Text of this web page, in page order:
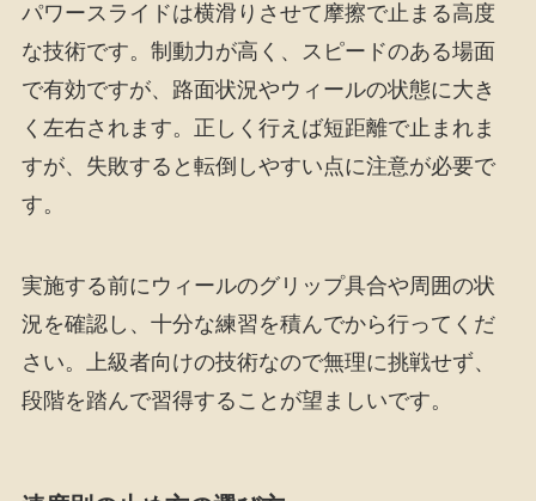
パワースライドは横滑りさせて摩擦で止まる高度
な技術です。制動力が高く、スピードのある場面
で有効ですが、路面状況やウィールの状態に大き
く左右されます。正しく行えば短距離で止まれま
すが、失敗すると転倒しやすい点に注意が必要で
す。
実施する前にウィールのグリップ具合や周囲の状
況を確認し、十分な練習を積んでから行ってくだ
さい。上級者向けの技術なので無理に挑戦せず、
段階を踏んで習得することが望ましいです。